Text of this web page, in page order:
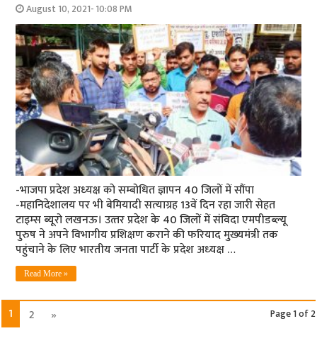
August 10, 2021- 10:08 PM
-भाजपा प्रदेश अध्‍यक्ष को सम्‍बोधित ज्ञापन 40 जिलों में सौंपा
-महानिदेशालय पर भी बेमियादी सत्‍याग्रह 13वें दिन रहा जारी सेहत
टाइम्‍स ब्‍यूरो लखनऊ। उत्‍तर प्रदेश के 40 जिलों में संविदा एमपीडब्ल्यू
पुरुष ने अपने विभागीय प्रशिक्षण कराने की फरियाद मुख्‍यमंत्री तक
पहुंचाने के लिए भारतीय जनता पार्टी के प्रदेश अध्‍यक्ष …
Read More »
Page 1 of 2
1 2 »